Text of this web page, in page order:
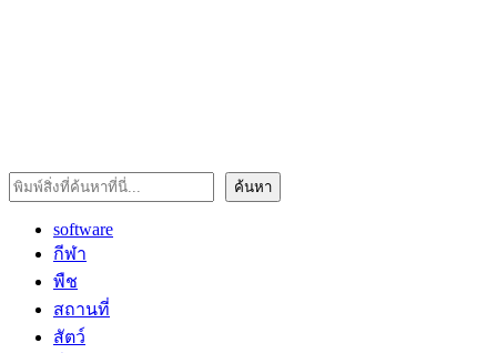
ค้นหา ค้นหา
software
กีฬา
พืช
สถานที่
สัตว์